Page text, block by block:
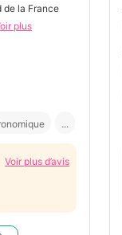
de la France
plus
...
Voir plus d’avis